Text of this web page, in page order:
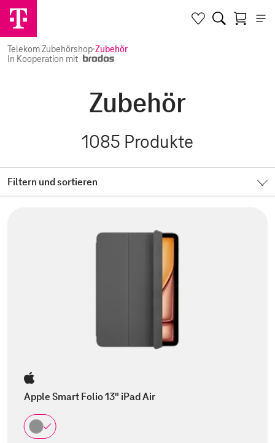
Telekom Zubehörshop·Zubehör
In Kooperation mit
Zubehör
1085 Produkte
Filtern und sortieren
Apple Smart Folio 13" iPad Air